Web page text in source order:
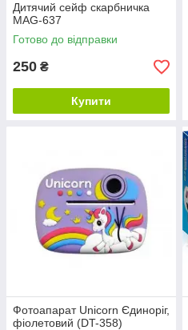
Дитячий сейф скарбничка
MAG-637
Готово до відправки
250 ₴
Купити
Фотоапарат Unicorn Єдиноріг,
фіолетовий (DT-358)